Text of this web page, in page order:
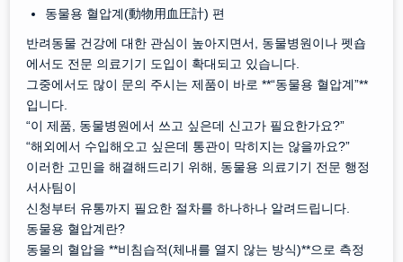
동물용 혈압계(動物用血圧計) 편
반려동물 건강에 대한 관심이 높아지면서, 동물병원이나 펫숍
에서도 전문 의료기기 도입이 확대되고 있습니다.
그중에서도 많이 문의 주시는 제품이 바로 **“동물용 혈압계”**
입니다.
“이 제품, 동물병원에서 쓰고 싶은데 신고가 필요한가요?”
“해외에서 수입해오고 싶은데 통관이 막히지는 않을까요?”
이러한 고민을 해결해드리기 위해, 동물용 의료기기 전문 행정
서사팀이
신청부터 유통까지 필요한 절차를 하나하나 알려드립니다.
동물용 혈압계란?
동물의 혈압을 **비침습적(체내를 열지 않는 방식)**으로 측정